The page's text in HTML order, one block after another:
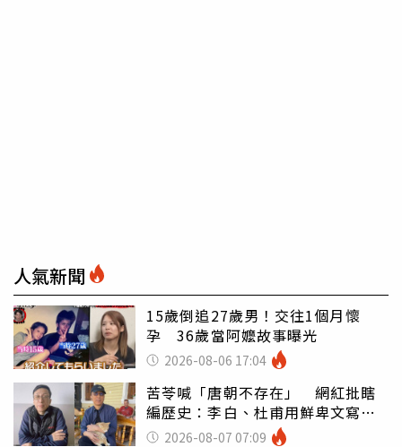
人氣新聞
15歲倒追27歲男！交往1個月懷
孕 36歲當阿嬤故事曝光
2026-08-06 17:04
苦苓喊「唐朝不存在」 網紅批瞎
編歷史：李白、杜甫用鮮卑文寫
詩？2026-08-07 07:09